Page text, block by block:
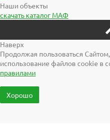
Наши объекты
скачать каталог МАФ
Наверх
Продолжая пользоваться
использование файлов cookie в
правилами
Хорошо